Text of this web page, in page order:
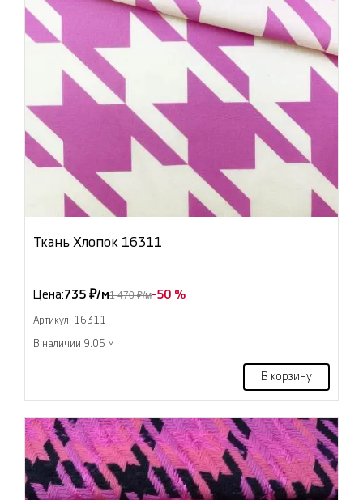
Ткань Хлопок 16311
Цена:735 ₽/м1 470 ₽/м-50 %
Артикул: 16311
В наличии 9.05 м
В корзину